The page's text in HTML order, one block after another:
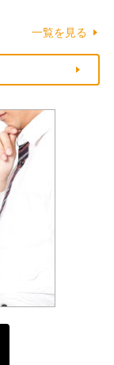
一覧を見る